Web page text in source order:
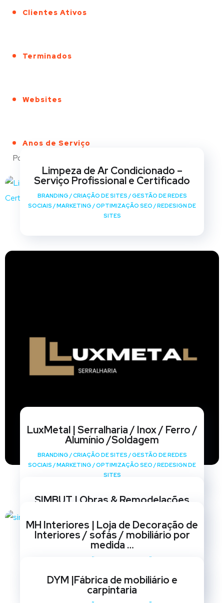
Clientes Ativos
Terminados
Websites
Anos de Serviço
Portfólio
Limpeza de Ar Condicionado –
Serviço Profissional e Certificado
BRANDING /CRIAÇÃO DE SITES /GESTÃO DE REDES
SOCIAIS /MARKETING /OPTIMIZAÇÃO SEO /REDESIGN DE
SITES
LuxMetal | Serralharia / Inox / Ferro /
Alumínio /Soldagem
BRANDING /CRIAÇÃO DE SITES /GESTÃO DE REDES
SOCIAIS /MARKETING /OPTIMIZAÇÃO SEO /REDESIGN DE
SITES
SIMBUT | Obras & Remodelações
SOCIAIS /MARKETING OPTIMIZAÇÃO SEO/ REDESIGN DE
SITES
MH Interiores | Loja de Decoração de
Interiores / sofás / mobiliário por
medida …
SITES
DYM |Fábrica de mobiliário e
carpintaria